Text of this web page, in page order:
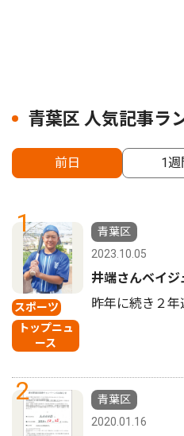
青葉区 人気記事ラ
前日 1週
1
スポーツ
トップニュ
ース
青葉区
2023.10.05
井端さんベイジ
昨年に続き２年
2
青葉区
2020.01.16